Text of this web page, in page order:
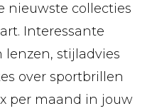
nieuwste collecties
Interessante
stijladvies
over sportbrillen
per maand in jouw